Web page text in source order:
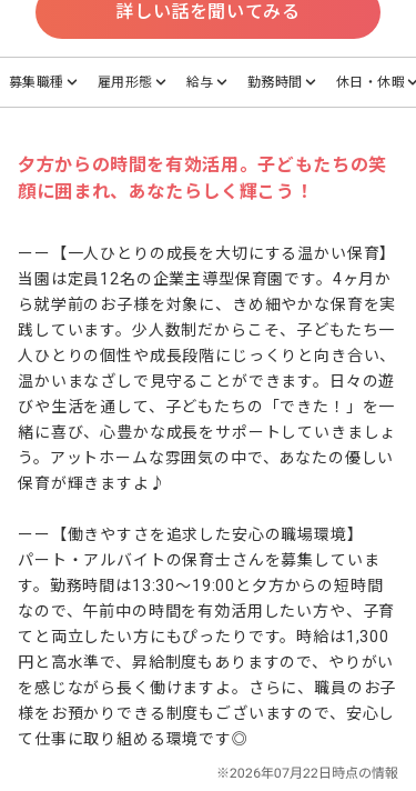
詳しい話を聞いてみる
募集職種 雇用形態 給与 勤務時間 休日・休暇
夕方からの時間を有効活用。子どもたちの笑
顔に囲まれ、あなたらしく輝こう！
ーー【一人ひとりの成長を大切にする温かい保育】
当園は定員12名の企業主導型保育園です。4ヶ月か
ら就学前のお子様を対象に、きめ細やかな保育を実
践しています。少人数制だからこそ、子どもたち一
人ひとりの個性や成長段階にじっくりと向き合い、
温かいまなざしで見守ることができます。日々の遊
びや生活を通して、子どもたちの「できた！」を一
緒に喜び、心豊かな成長をサポートしていきましょ
う。アットホームな雰囲気の中で、あなたの優しい
保育が輝きますよ♪
ーー【働きやすさを追求した安心の職場環境】
パート・アルバイトの保育士さんを募集していま
す。勤務時間は13:30～19:00と夕方からの短時間
なので、午前中の時間を有効活用したい方や、子育
てと両立したい方にもぴったりです。時給は1,300
円と高水準で、昇給制度もありますので、やりがい
を感じながら長く働けますよ。さらに、職員のお子
様をお預かりできる制度もございますので、安心し
て仕事に取り組める環境です◎